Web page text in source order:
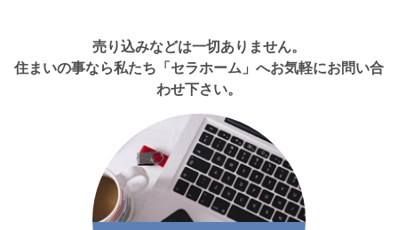
売り込みなどは一切ありません。
住まいの事なら私たち「セラホーム」へお気軽にお問い合
わせ下さい。